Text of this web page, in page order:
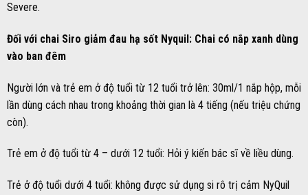
Severe.
Đối với chai Siro giảm đau hạ sốt Nyquil: Chai có nắp xanh dùng
vào ban đêm
Người lớn và trẻ em ở độ tuổi từ 12 tuổi trở lên: 30ml/1 nắp hộp, mỗi
lần dùng cách nhau trong khoảng thời gian là 4 tiếng (nếu triệu chứng
còn).
Trẻ em ở độ tuổi từ 4 – dưới 12 tuổi: Hỏi ý kiến bác sĩ về liều dùng.
Trẻ ở độ tuổi dưới 4 tuổi: không được sử dụng si rô trị cảm NyQuil